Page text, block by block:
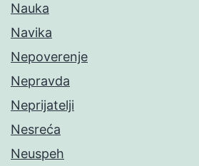
Nauka
Navika
Nepoverenje
Nepravda
Neprijatelji
Nesreća
Neuspeh